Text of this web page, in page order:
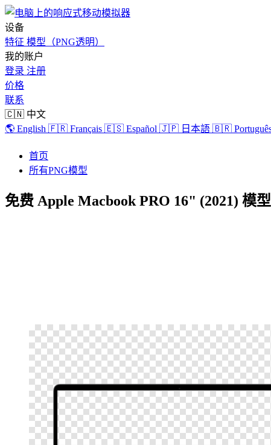
设备
特征 模型（PNG透明）
我的账户
登录 注册
价格
联系
🇨🇳 中文
🌎 English 🇫🇷 Français 🇪🇸 Español 🇯🇵 日本語 🇧🇷
首页
所有PNG模型
免费 Apple Macbook PRO 16" (2021) 模